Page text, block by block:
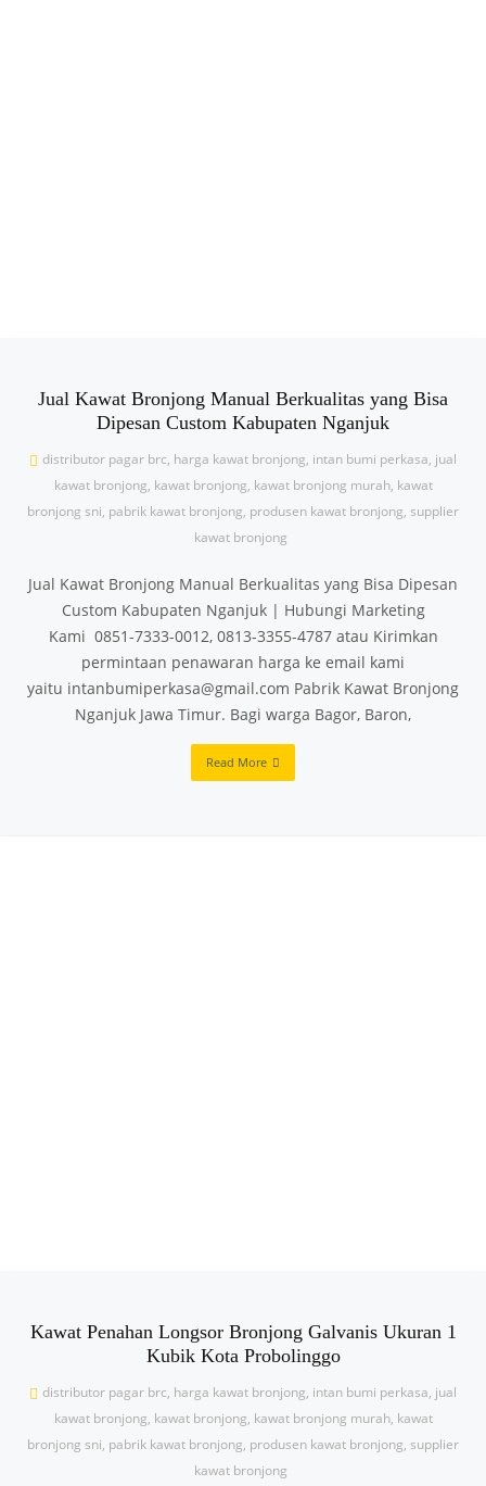
Jual Kawat Bronjong Manual Berkualitas yang Bisa
Dipesan Custom Kabupaten Nganjuk
distributor pagar brc, harga kawat bronjong, intan bumi perkasa, jual
kawat bronjong, kawat bronjong, kawat bronjong murah, kawat
bronjong sni, pabrik kawat bronjong, produsen kawat bronjong, supplier
kawat bronjong
Jual Kawat Bronjong Manual Berkualitas yang Bisa Dipesan
Custom Kabupaten Nganjuk | Hubungi Marketing
Kami 0851-7333-0012, 0813-3355-4787 atau Kirimkan
permintaan penawaran harga ke email kami
yaitu intanbumiperkasa@gmail.com Pabrik Kawat Bronjong
Nganjuk Jawa Timur. Bagi warga Bagor, Baron,
Read More
Kawat Penahan Longsor Bronjong Galvanis Ukuran 1
Kubik Kota Probolinggo
distributor pagar brc, harga kawat bronjong, intan bumi perkasa, jual
kawat bronjong, kawat bronjong, kawat bronjong murah, kawat
bronjong sni, pabrik kawat bronjong, produsen kawat bronjong, supplier
kawat bronjong